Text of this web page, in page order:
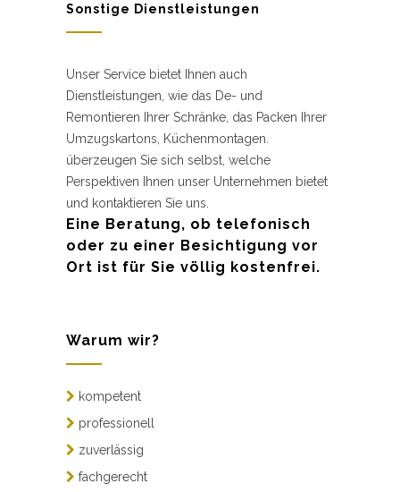
Sonstige Dienstleistungen
Unser Service bietet Ihnen auch
Dienstleistungen, wie das De- und
Remontieren Ihrer Schränke, das Packen Ihrer
Umzugskartons, Küchenmontagen.
überzeugen Sie sich selbst, welche
Perspektiven Ihnen unser Unternehmen bietet
und kontaktieren Sie uns.
Eine Beratung, ob telefonisch
oder zu einer Besichtigung vor
Ort ist für Sie völlig kostenfrei.
Warum wir?
kompetent
professionell
zuverlässig
fachgerecht